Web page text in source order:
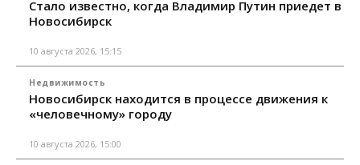
Стало известно, когда Владимир Путин приедет в
Новосибирск
10 августа 2026, 15:15
Недвижимость
Новосибирск находится в процессе движения к
«человечному» городу
10 августа 2026, 15:00